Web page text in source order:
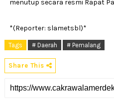
menutup secara resmi Rapat
*(Reporter: slametsbl)*
Tags # Daerah # Pemalang
Share This